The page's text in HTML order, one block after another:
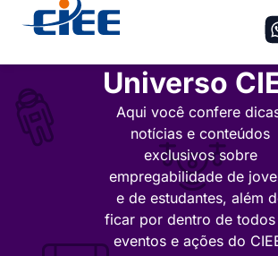
Universo
Aqui você confere
notícias e conteúdos
exclusivos sobre
empregabilidade de
e de estudantes, além
ficar por dentro de
eventos e ações do